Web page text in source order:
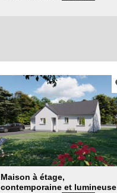
Maison à étage,
contemporaine et lumineuse